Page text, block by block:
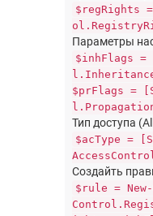
$regRights
Параметры
$inhFlags =
$prFlags =
Тип доступа
$acType =
Создайть
$rule =